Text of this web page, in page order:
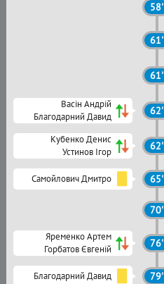
58'
61'
61'
Васін Андрій
Благодарний Давид
62'
Кубенко Денис
Устинов Ігор
62'
Самойлович Дмитро 65'
70'
Яременко Артем
Горбатов Євгеній
76'
Благодарний Давид 79'